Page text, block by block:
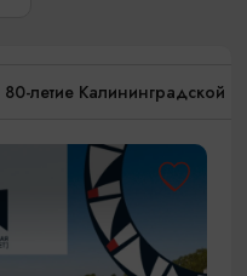
80-летие Калининградской